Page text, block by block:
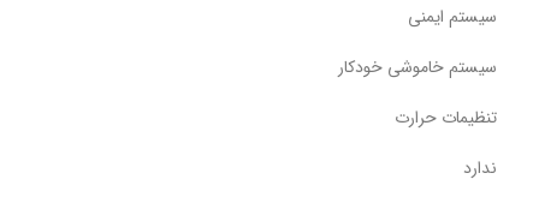
سیستم ایمنی
سیستم خاموشی خودکار
تنظیمات حرارت
ندارد